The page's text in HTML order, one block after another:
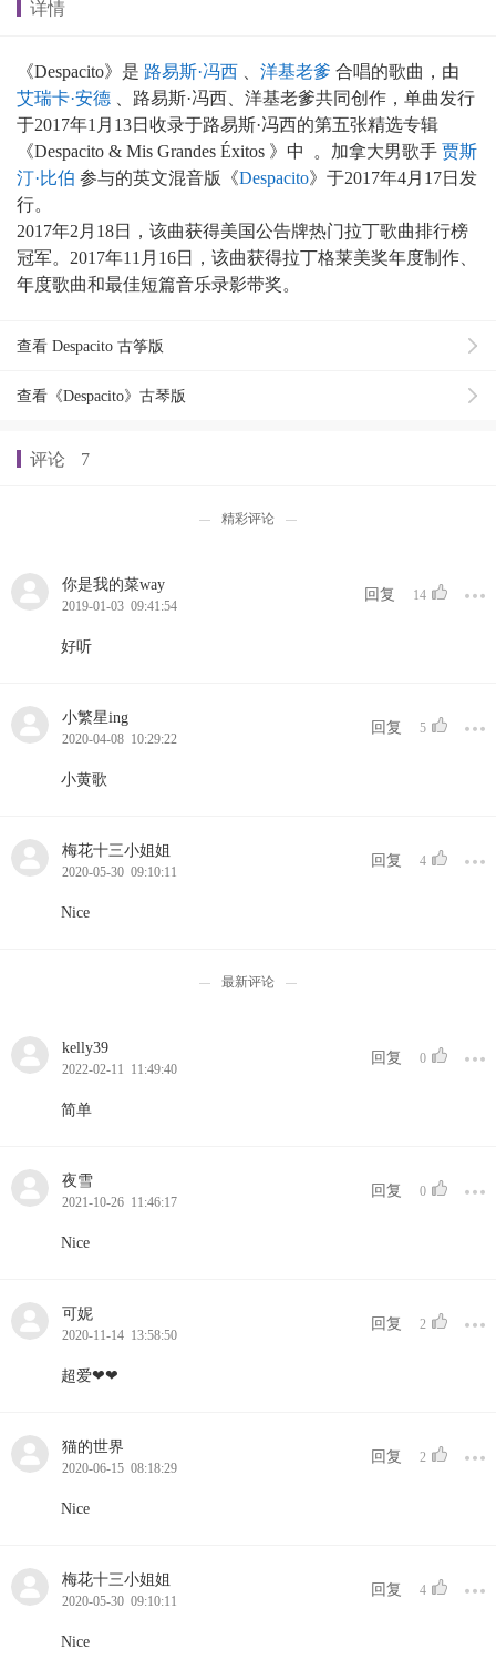
详情
《Despacito》是 路易斯·冯西 洋基老爹 合唱的歌曲，由
艾瑞卡·安德
、路易斯·冯西、洋基老爹共同创作，单曲发行
于2017年1月13日收录于路易斯·冯西的第五张精选专辑
《Despacito & Mis Grandes Éxitos 》中 。加拿大男歌手 贾斯
汀·比伯 参与的英文混音版《Despacito》于2017年4月17日发
行。
2017年2月18日，该曲获得美国公告牌热门拉丁歌曲排行榜
冠军。2017年11月16日，该曲获得拉丁格莱美奖年度制作、
年度歌曲和最佳短篇音乐录影带奖。
查看 Despacito 古筝版
查看《Despacito》古琴版
评论 7
精彩评论
你是我的菜way
2019-01-03 09:41:54
回复 14
好听
小繁星ing
2020-04-08 10:29:22
回复 5
小黄歌
梅花十三小姐姐
2020-05-30 09:10:11
回复 4
Nice
最新评论
kelly39
2022-02-11 11:49:40
回复 0
简单
夜雪
2021-10-26 11:46:17
回复 0
Nice
可妮
2020-11-14 13:58:50
回复 2
超爱❤❤
猫的世界
2020-06-15 08:18:29
回复 2
Nice
梅花十三小姐姐
2020-05-30 09:10:11
回复 4
Nice